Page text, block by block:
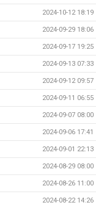
2024-10-12 18:19
2024-09-29 18:06
2024-09-17 19:25
2024-09-13 07:33
2024-09-12 09:57
2024-09-11 06:55
2024-09-07 08:00
2024-09-06 17:41
2024-09-01 22:13
2024-08-29 08:00
2024-08-26 11:00
2024-08-22 14:26